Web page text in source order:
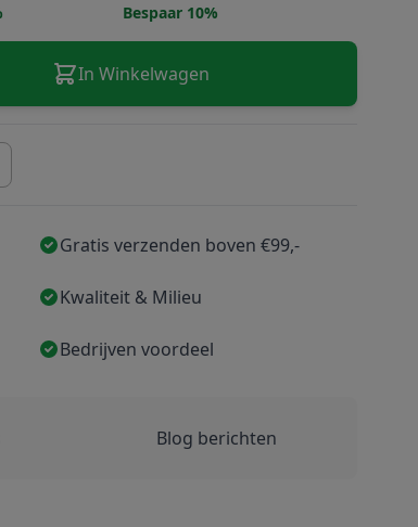
image
Bespaar 10%
In Winkelwagen
Gratis verzenden boven €99,-
Kwaliteit & Milieu
Bedrijven voordeel
Blog berichten